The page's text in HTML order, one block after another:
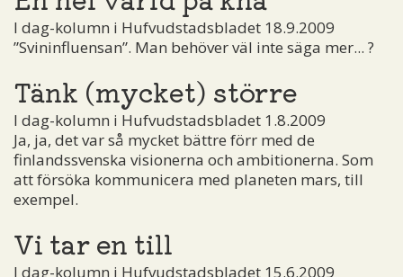
I dag-kolumn i Hufvudstadsbladet 18.9.2009
”Svininfluensan”. Man behöver väl inte säga mer... ?
Tänk (mycket) större
I dag-kolumn i Hufvudstadsbladet 1.8.2009
Ja, ja, det var så mycket bättre förr med de
finlandssvenska visionerna och ambitionerna. Som
att försöka kommunicera med planeten mars, till
exempel.
Vi tar en till
I dag-kolumn i Hufvudstadsbladet 15.6.2009